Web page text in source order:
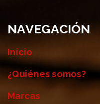
NAVEGACIÓN
Inicio
¿Quiénes somos?
Marcas